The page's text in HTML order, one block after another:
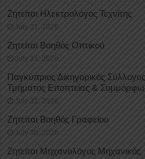
Ζητείται Ηλεκτρολόγος Τεχνίτης
July 31, 2026
Ζητείται Βοηθός Οπτικού
July 31, 2026
Παγκύπριος Δικηγορικός
Τμήματος Εποπτείας &
July 31, 2026
Ζητείται Βοηθός Γραφείου
July 30, 2026
Ζητείται Μηχανολόγος Μηχανικός